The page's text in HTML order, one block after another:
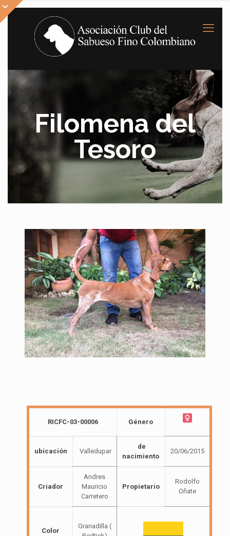
Filomena del
Tesoro
RICFC-03-00006 Género
ubicación Valledupar
de
nacimiento
20/06/2015
Criador
Andres
Mauricio
Carretero
Propietario
Rodolfo
Oñate
Color
Granadilla (